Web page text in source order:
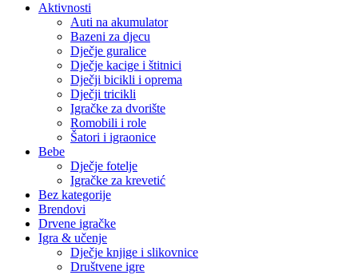
Aktivnosti
Auti na akumulator
Bazeni za djecu
Dječje guralice
Dječje kacige i štitnici
Dječji bicikli i oprema
Dječji tricikli
Igračke za dvorište
Romobili i role
Šatori i igraonice
Bebe
Dječje fotelje
Igračke za krevetić
Bez kategorije
Brendovi
Drvene igračke
Igra & učenje
Dječje knjige i slikovnice
Društvene igre